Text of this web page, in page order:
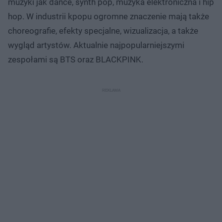
hop. W industrii kpopu ogromne znaczenie mają także
choreografie, efekty specjalne, wizualizacja, a także
wygląd artystów. Aktualnie najpopularniejszymi
zespołami są BTS oraz BLACKPINK.